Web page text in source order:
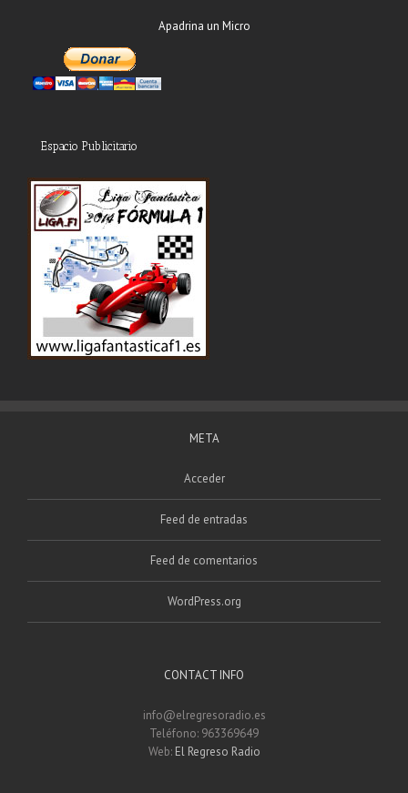
Apadrina un Micro
Espacio Publicitario
META
Acceder
Feed de entradas
Feed de comentarios
WordPress.org
CONTACT INFO
info@elregresoradio.es
Teléfono: 963369649
Web: El Regreso Radio